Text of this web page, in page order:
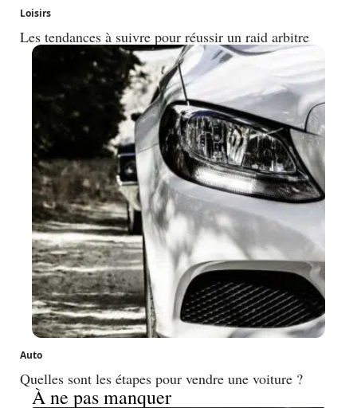
Loisirs
Les tendances à suivre pour réussir un raid arbitre
Auto
Quelles sont les étapes pour vendre une voiture ?
À ne pas manquer